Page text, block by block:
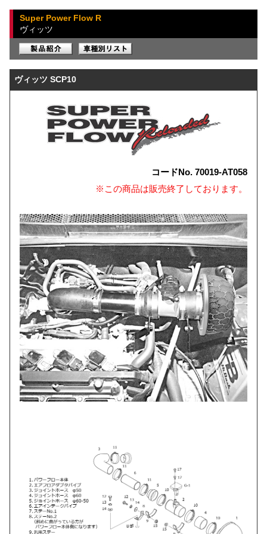
Super Power Flow R
ヴィッツ
ヴィッツ SCP10
コードNo. 70019-AT058
※この商品は販売終了しております。